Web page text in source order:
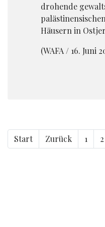
drohende
Häusern in
(WAFA / 16. Juni
Start Zurück 1 2